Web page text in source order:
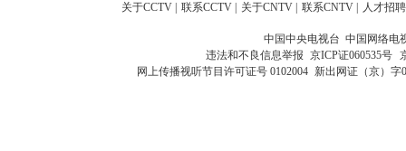
关于CCTV 联系CCTV 关于CNTV 联系CNTV 人才招聘
中国中央电视台 中国网络电
违法和不良信息举报 京ICP证060535号
网上传播视听节目许可证号 0102004 新出网证（京）